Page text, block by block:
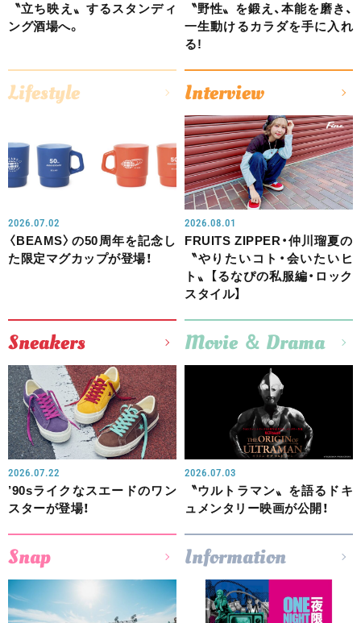
〝立ち映え〟するスタンディ
ング酒場へ。
〝野性〟を鍛え、本能を磨き、
一生動けるカラダを手に入れ
る!
Lifestyle
2026.07.02
〈BEAMS〉の50周年を記念し
た限定マグカップが登場！
Interview
2026.08.01
FRUITS ZIPPER・仲川瑠夏の
〝やりたいコト・会いたいヒ
ト〟【るなぴの私服編・ロック
スタイル】
Sneakers
2026.07.22
’90sライクなスエードのワン
スターが登場！
Movie ＆ Drama
2026.07.03
〝ウルトラマン〟を語るドキ
ュメンタリー映画が公開！
Snap Information